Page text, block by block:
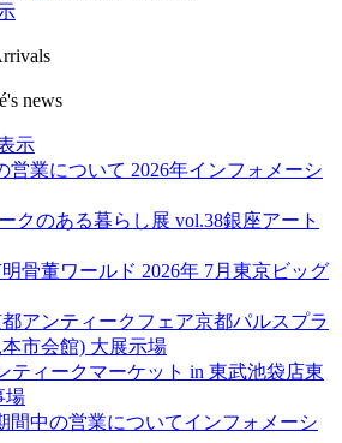
news
示
営業について 2026年インフォメーシ
クのある暮らし展 vol.38銀座アート
骨董ワールド 2026年 7月 東京ビッグ
アンティークフェア京都パルスプラ
市会館) 大展示場
ティークマーケット in 東武池袋店東
場
間中の営業についてインフォメーシ